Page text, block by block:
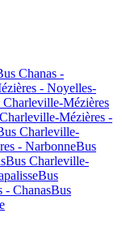
Chanas -
- Noyelles-
Charleville-Mézières
Mézières -
Charleville-
- NarbonneBus
Bus Charleville-
Bus
- ChanasBus